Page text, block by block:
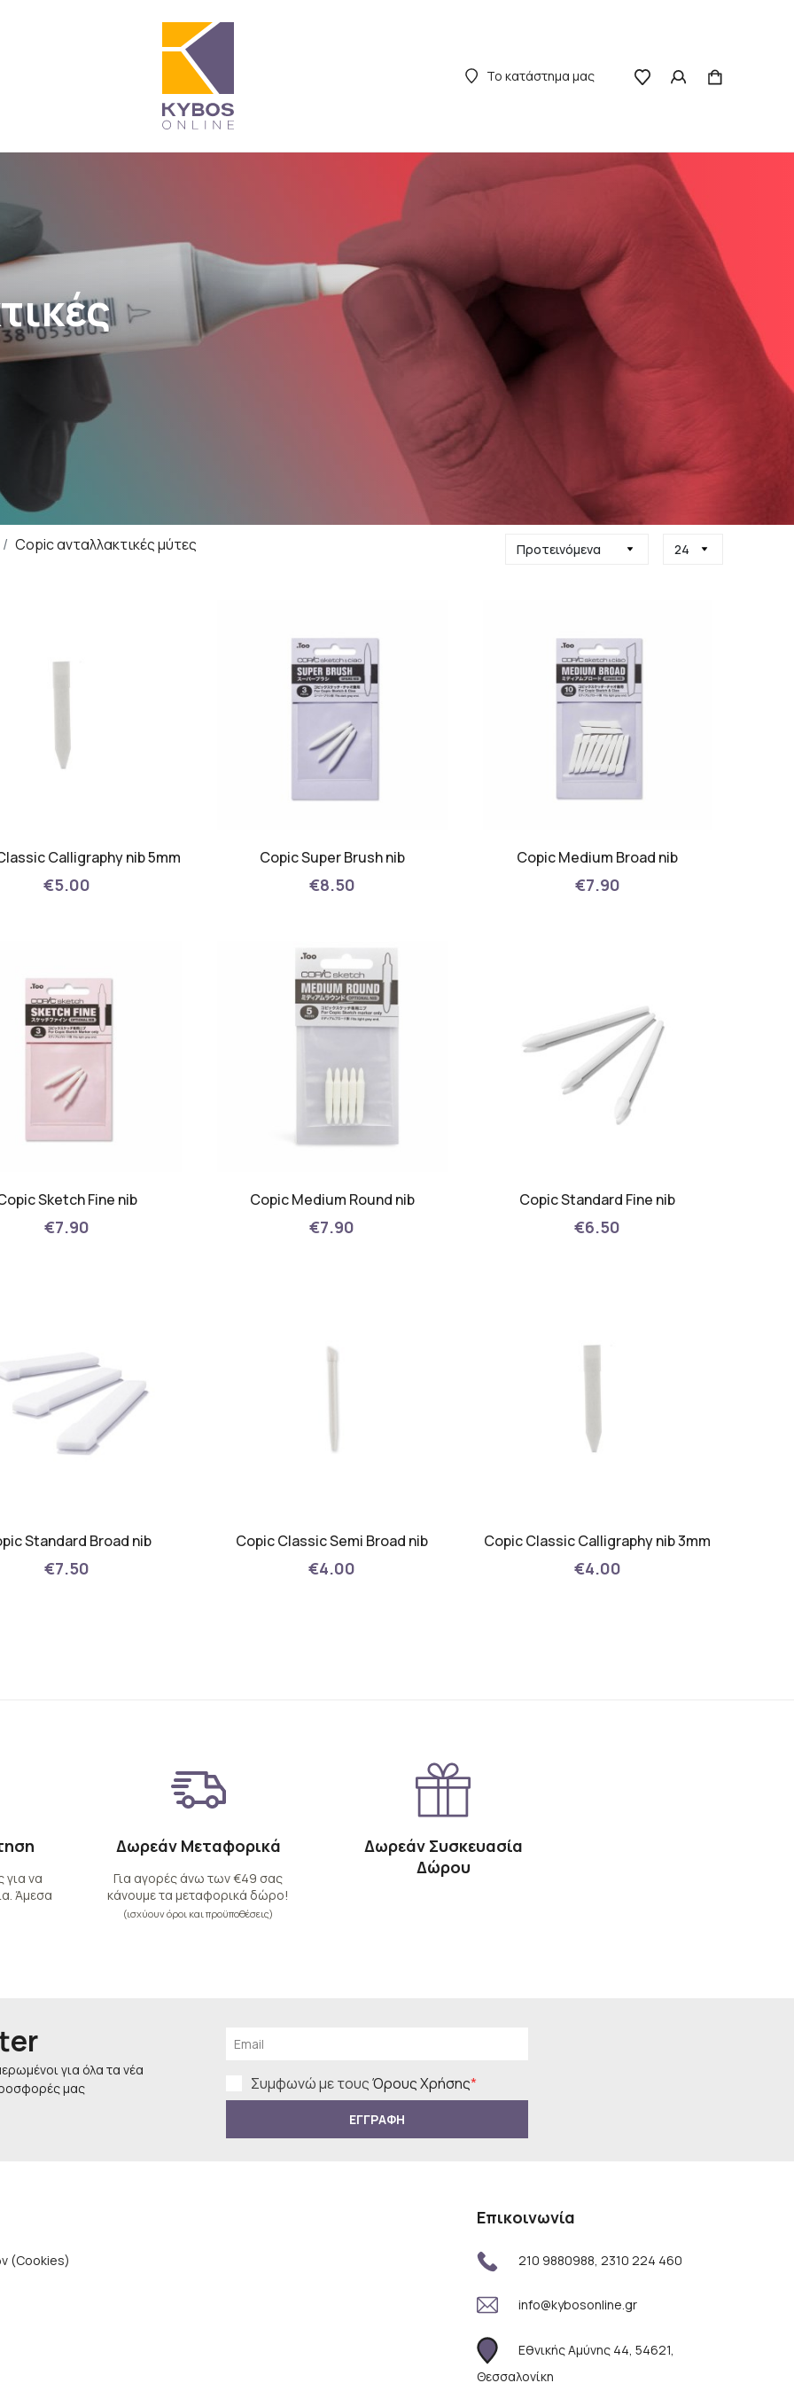
Το κατάστημα μας
Copic ανταλλακτικές μύτες
Calligraphy nib 5mm
€5.00
Copic Super Brush nib
€8.50
Copic Medium Broad nib
€7.90
Sketch Fine nib
€7.90
Copic Medium Round nib
€7.90
Copic Standard Fine nib
€6.50
Standard Broad nib
€7.50
Copic Classic Semi Broad nib
€4.00
Copic Classic Calligraphy nib 3mm
€4.00
να
Άμεσα
Δωρεάν Μεταφορικά
Για αγορές άνω των €49 σας
κάνουμε τα μεταφορικά δώρο!
(ισχύουν όροι και προϋποθέσεις)
Δωρεάν Συσκευασία
Δώρου
για όλα τα νέα
μας
Συμφωνώ με τουςΌρους Χρήσης*
ΕΓΓΡΑΦΗ
(Cookies)
Επικοινωνία
210 9880988, 2310 224 460
info@kybosonline.gr
Εθνικής Αμύνης 44, 54621,
Θεσσαλονίκη